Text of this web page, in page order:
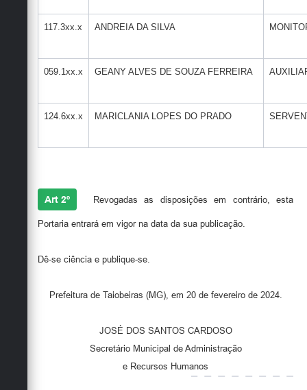
117.3xx.x ANDREIA DA SILVA
059.1xx.x GEANY ALVES DE SOUZA FERREIRA
124.6xx.x MARICLANIA LOPES DO PRADO
Art 2º Revogadas as disposições em contrário, esta
Portaria entrará em vigor na data da sua publicação.
Dê-se ciência e publique-se.
Prefeitura de Taiobeiras (MG), em 20 de fevereiro de 2024.
JOSÉ DOS SANTOS CARDOSO
Secretário Municipal de Administração
e Recursos Humanos